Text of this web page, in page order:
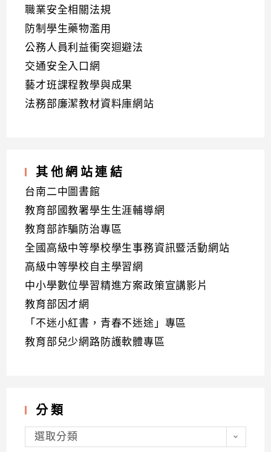
職業安全相關法規
防制學生藥物濫用
公務人員利益衝突迴避法
交通安全入口網
藝才班課程教學與成果
法務部廉潔教材資料庫網站
其他網站連結
台南二中圖書館
教育部國教署學生生涯輔導網
教育部詐騙防治專區
全國高級中等學校學生事務資訊暨活動網站
高級中等學校自主學習網
中小學數位學習精進方案政策宣講影片
教育部因才網
「不迷小紅書，青春不迷途」專區
教育部兒少網路防護軟體專區
分類
分
類選取分類